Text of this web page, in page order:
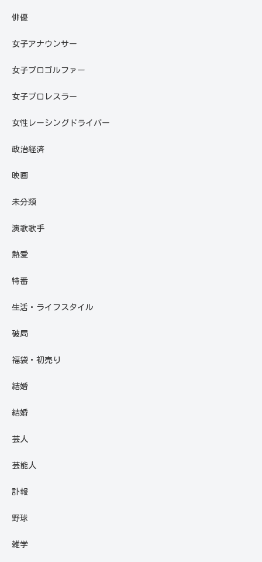
俳優
女子アナウンサー
女子プロゴルファー
女子プロレスラー
女性レーシングドライバー
政治経済
映画
未分類
演歌歌手
熱愛
特番
生活・ライフスタイル
破局
福袋・初売り
結婚
結婚
芸人
芸能人
訃報
野球
雑学